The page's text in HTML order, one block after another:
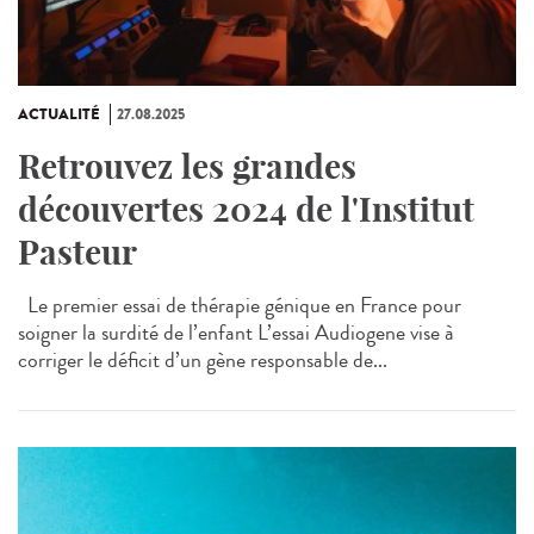
ACTUALITÉ 27.08.2025
Retrouvez les grandes
découvertes 2024 de l'Institut
Pasteur
Le premier essai de thérapie génique en France pour
soigner la surdité de l’enfant L’essai Audiogene vise à
corriger le déficit d’un gène responsable de...